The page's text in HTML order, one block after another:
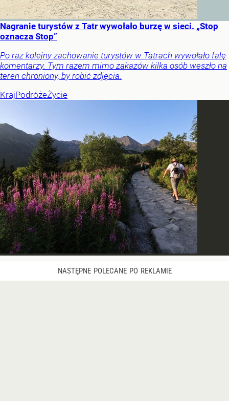
Nagranie turystów z Tatr wywołało burzę w sieci. „Stop
oznacza Stop”
Po raz kolejny zachowanie turystów w Tatrach wywołało falę
komentarzy. Tym razem mimo zakazów kilka osób weszło na
teren chroniony, by robić zdjęcia.
KrajPodróżeŻycie